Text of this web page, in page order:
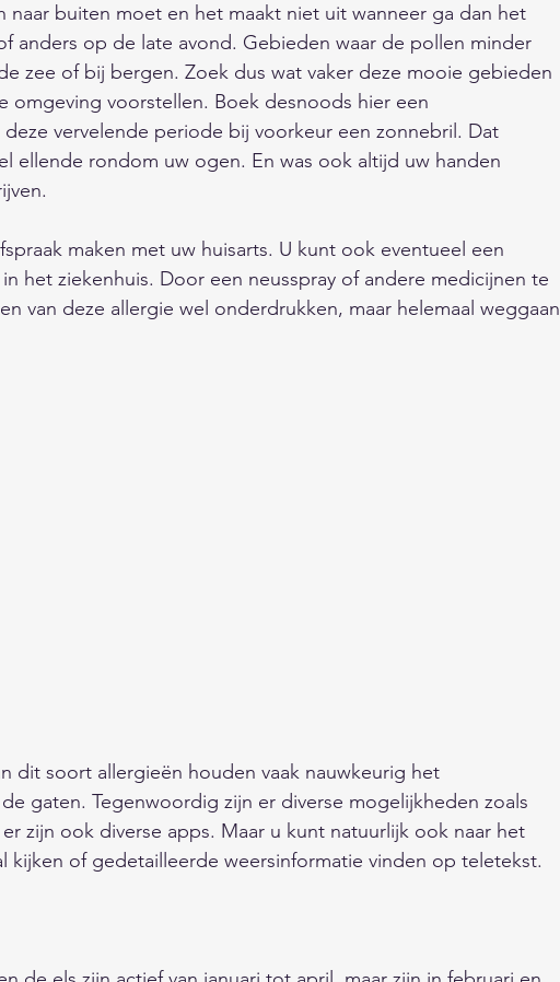
naar buiten moet en het maakt niet uit wanneer ga dan het
anders op de late avond. Gebieden waar de pollen minder
zee of bij bergen. Zoek dus wat vaker deze mooie gebieden
omgeving voorstellen. Boek desnoods hier een
deze vervelende periode bij voorkeur een zonnebril. Dat
ellende rondom uw ogen. En was ook altijd uw handen
maken met uw huisarts. U kunt ook eventueel een
het ziekenhuis. Door een neusspray of andere medicijnen te
van deze allergie wel onderdrukken, maar helemaal weggaan
dit soort allergieën houden vaak nauwkeurig het
gaten. Tegenwoordig zijn er diverse mogelijkheden zoals
zijn ook diverse apps. Maar u kunt natuurlijk ook naar het
kijken of gedetailleerde weersinformatie vinden op teletekst.